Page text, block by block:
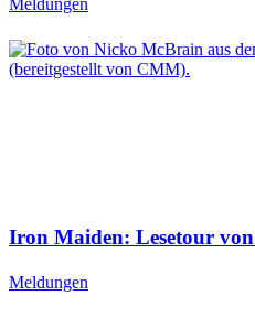
Meldungen
Iron Maiden: Lesetour
Meldungen